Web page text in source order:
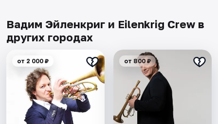
Вадим Эйленкриг и Eilenkrig Crew в
других городах
от 2 000 ₽ от 800 ₽